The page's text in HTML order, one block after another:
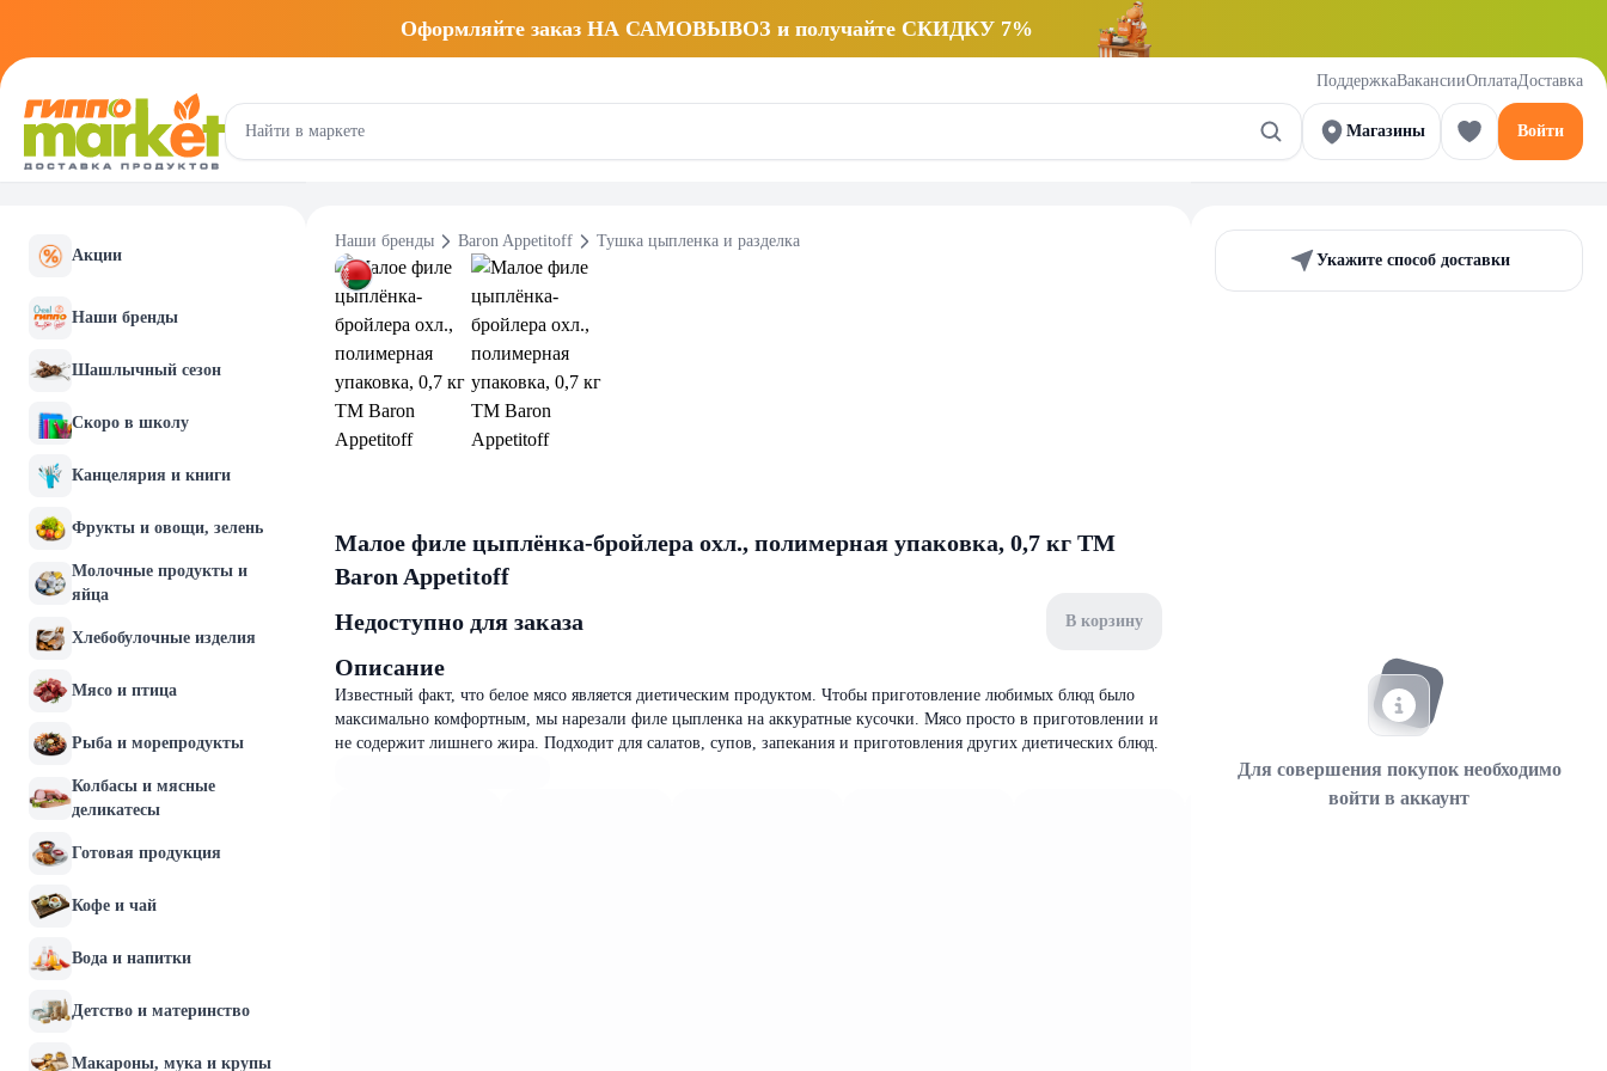
Оформляйте заказ НА САМОВЫВОЗ и получайте СКИДКУ 7%
ПоддержкаВакансииОплатаДоставка
Магазины Войти
Акции
Наши бренды
Шашлычный сезон
Скоро в школу
Канцелярия и книги
Фрукты и овощи, зелень
Молочные продукты и
яйца
Хлебобулочные изделия
Мясо и птица
Рыба и морепродукты
Колбасы и мясные
деликатесы
Готовая продукция
Кофе и чай
Вода и напитки
Детство и материнство
Макароны, мука и крупы
Наши бренды Baron Appetitoff Тушка цыпленка и разделка
Малое филе цыплёнка-бройлера охл., полимерная упаковка, 0,7 кг ТМ
Baron Appetitoff
Недоступно для заказа
В корзину
Описание
Известный факт, что белое мясо является диетическим продуктом. Чтобы приготовление любимых блюд было
максимально комфортным, мы нарезали филе цыпленка на аккуратные кусочки. Мясо просто в приготовлении и
не содержит лишнего жира. Подходит для салатов, супов, запекания и приготовления других диетических блюд.
Укажите способ доставки
Для совершения покупок необходимо
войти в аккаунт